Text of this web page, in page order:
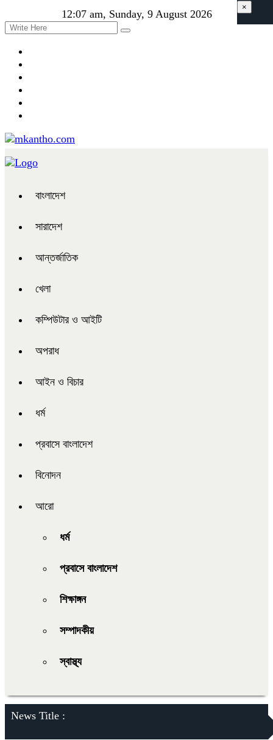
12:07 am, Sunday, 9 August 2026
বাংলাদেশ
সারাদেশ
আন্তর্জাতিক
খেলা
কম্পিউটার ও আইটি
অপরাধ
আইন ও বিচার
ধর্ম
প্রবাসে বাংলাদেশ
বিনোদন
আরো
ধর্ম
প্রবাসে বাংলাদেশ
শিক্ষাঙ্গন
সম্পাদকীয়
স্বাস্থ্য
News Title :
×